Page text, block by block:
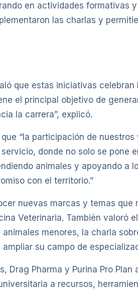
en actividades formativas
las charlas y
que estas iniciativas
el principal objetivo de
la carrera”, explicó.
“la participación de
donde no solo se pone
animales y apoyando a
con el territorio.”
nuevas marcas y temas que
Veterinaria. También valoró
menores, la charla
su campo de
Drag Pharma y Purina Pro
a recursos,